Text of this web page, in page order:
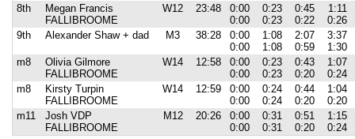
8th
Megan Francis
FALLIBROOME
W12 23:48
0:00
0:00
0:23
0:23
0:45
0:22
1:11
0:26
9th
Alexander Shaw + dad M3 38:28
0:00
0:00
1:08
1:08
2:07
0:59
3:37
1:30
m8
Olivia Gilmore
FALLIBROOME
W14 12:58
0:00
0:00
0:23
0:23
0:43
0:20
1:07
0:24
m8
Kirsty Turpin
FALLIBROOME
W14 12:59
0:00
0:00
0:24
0:24
0:44
0:20
1:04
0:20
m11
Josh VDP
FALLIBROOME
M12 20:26
0:00
0:00
0:31
0:31
0:51
0:20
1:15
0:24